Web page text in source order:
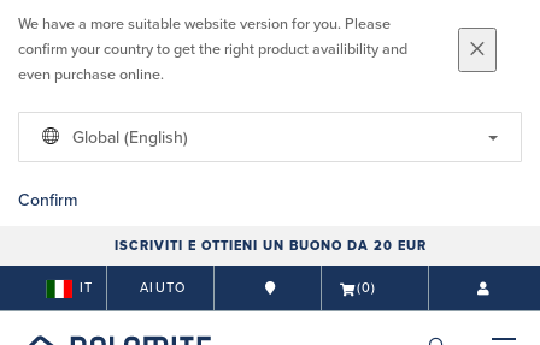
We have a more suitable website version for you. Please
confirm your country to get the right product availibility and
even purchase online.
Global (English)
Confirm
ISCRIVITI E OTTIENI UN BUONO DA 20 EUR
IT AIUTO (0)